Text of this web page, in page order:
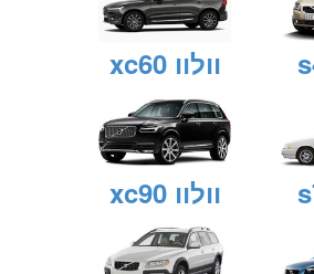
וולוו xc60
וולוו xc90